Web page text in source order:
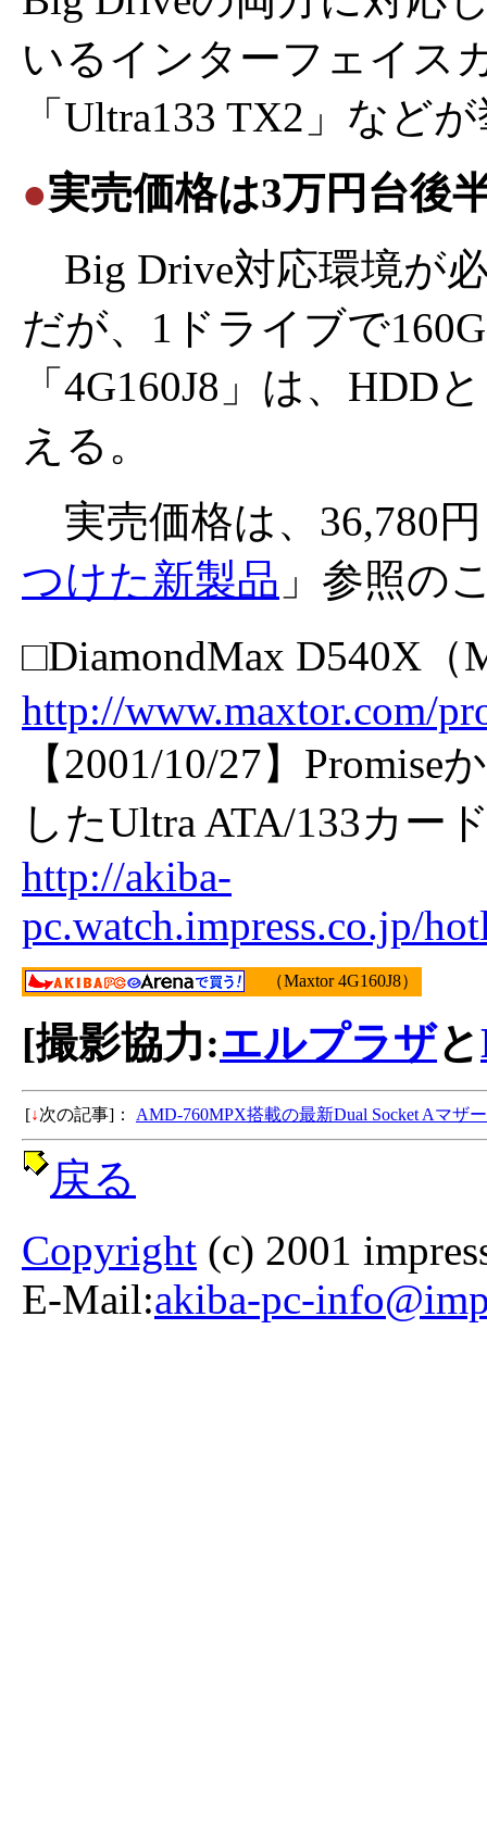
いるインターフェイス
「Ultra133 TX2」など
●実売価格は3万円台後
Big Drive対応環境が
だが、1ドライブで
「4G160J8」は、HDD
える。
実売価格は、36,780
つけた新製品 」参照の
□DiamondMax D540X（
http://www.maxtor.com/
【2001/10/27】
したUltra ATA/133カー
http://akiba-
pc.watch.impress.co.jp/
（Maxtor 4G160J8）
[撮影協力:エルプラザと
[↓次の記事]： AMD-760MPX搭載の最新Dual Socket Aマザ
戻る
Copyright (c) 2001
E-Mail:akiba-pc-